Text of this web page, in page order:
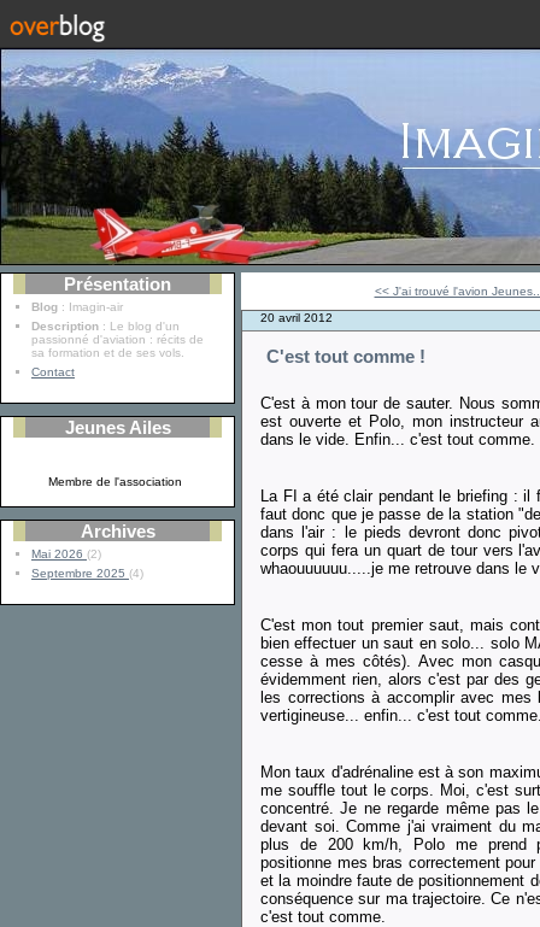
Présentation
Blog : Imagin-air
Description : Le blog d'un
passionné d'aviation : récits de
sa formation et de ses vols.
Contact
Jeunes Ailes
Membre de l'association
Archives
Mai 2026 (2)
Septembre 2025 (4)
<< J'ai trouvé l'avion
20 avril 2012
C'est tout comme !
C'est à mon tour de sauter. Nous
est ouverte et Polo, mon instructeur
dans le vide. Enfin... c'est tout comme.
La FI a été clair pendant le briefing :
faut donc que je passe de la station
dans l'air : le pieds devront donc
corps qui fera un quart de tour vers
whaouuuuuu.....je me retrouve dans le
C'est mon tout premier saut, mais
bien effectuer un saut en solo... solo
cesse à mes côtés). Avec mon
évidemment rien, alors c'est par des
les corrections à accomplir avec
vertigineuse... enfin... c'est tout
Mon taux d'adrénaline est à son
me souffle tout le corps. Moi, c'est
concentré. Je ne regarde même pas
devant soi. Comme j'ai vraiment du
plus de 200 km/h, Polo me prend
positionne mes bras correctement
et la moindre faute de positionnement
conséquence sur ma trajectoire. Ce
c'est tout comme.